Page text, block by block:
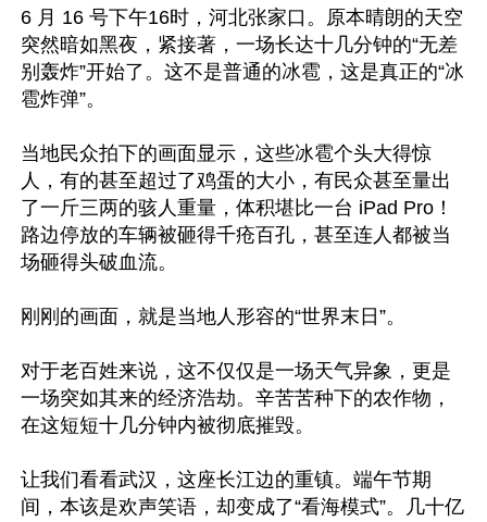
6 月 16 号下午16时，河北张家口。原本晴朗的天空
突然暗如黑夜，紧接著，一场长达十几分钟的“无差
别轰炸”开始了。这不是普通的冰雹，这是真正的“冰
雹炸弹”。
当地民众拍下的画面显示，这些冰雹个头大得惊
人，有的甚至超过了鸡蛋的大小，有民众甚至量出
了一斤三两的骇人重量，体积堪比一台 iPad Pro！
路边停放的车辆被砸得千疮百孔，甚至连人都被当
场砸得头破血流。
刚刚的画面，就是当地人形容的“世界末日”。
对于老百姓来说，这不仅仅是一场天气异象，更是
一场突如其来的经济浩劫。辛苦苦种下的农作物，
在这短短十几分钟内被彻底摧毁。
让我们看看武汉，这座长江边的重镇。端午节期
间，本该是欢声笑语，却变成了“看海模式”。几十亿